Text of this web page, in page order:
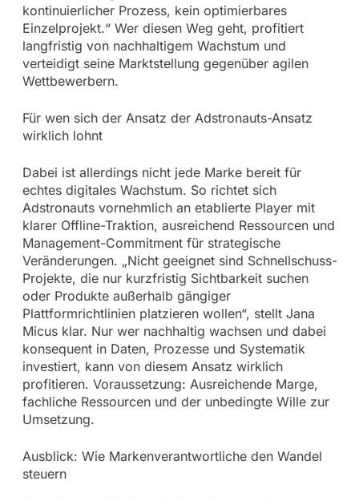
kontinuierlicher Prozess, kein optimierbares
Einzelprojekt.“ Wer diesen Weg geht, profitiert
langfristig von nachhaltigem Wachstum und
verteidigt seine Marktstellung gegenüber agilen
Wettbewerbern.
Für wen sich der Ansatz der Adstronauts-Ansatz
wirklich lohnt
Dabei ist allerdings nicht jede Marke bereit für
echtes digitales Wachstum. So richtet sich
Adstronauts vornehmlich an etablierte Player mit
klarer Offline-Traktion, ausreichend Ressourcen und
Management-Commitment für strategische
Veränderungen. „Nicht geeignet sind Schnellschuss-
Projekte, die nur kurzfristig Sichtbarkeit suchen
oder Produkte außerhalb gängiger
Plattformrichtlinien platzieren wollen“, stellt Jana
Micus klar. Nur wer nachhaltig wachsen und dabei
konsequent in Daten, Prozesse und Systematik
investiert, kann von diesem Ansatz wirklich
profitieren. Voraussetzung: Ausreichende Marge,
fachliche Ressourcen und der unbedingte Wille zur
Umsetzung.
Ausblick: Wie Markenverantwortliche den Wandel
steuern